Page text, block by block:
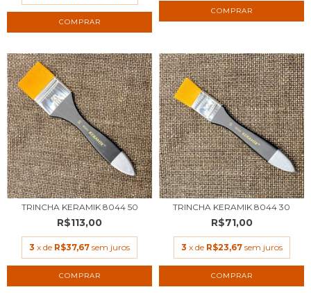
TRINCHA KERAMIK 8044 50
R$113,00
3 x de R$37,67 sem juros
TRINCHA KERAMIK 8044 30
R$71,00
3 x de R$23,67 sem juros